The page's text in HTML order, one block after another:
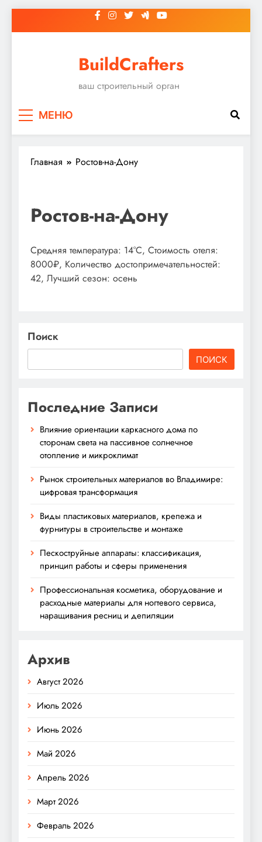
к
BuildCrafters
ваш строительный орган
МЕНЮ
Главная Ростов-на-Дону
Ростов-на-Дону
Средняя температура: 14°C, Стоимость отеля:
8000₽, Количество достопримечательностей:
42, Лучший сезон: осень
Поиск
ПОИСК
Последние Записи
Влияние ориентации каркасного дома по
сторонам света на пассивное солнечное
отопление и микроклимат
Рынок строительных материалов во Владимире:
цифровая трансформация
Виды пластиковых материалов, крепежа и
фурнитуры в строительстве и монтаже
Пескоструйные аппараты: классификация,
принцип работы и сферы применения
Профессиональная косметика, оборудование и
расходные материалы для ногтевого сервиса,
наращивания ресниц и депиляции
Архив
Август 2026
Июль 2026
Июнь 2026
Май 2026
Апрель 2026
Март 2026
Февраль 2026